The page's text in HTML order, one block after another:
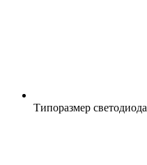
Типоразмер светодиода